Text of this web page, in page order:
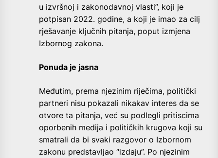
u izvršnoj i zakonodavnoj vlasti”, koji je
potpisan 2022. godine, a koji je imao za cilj
rješavanje ključnih pitanja, poput izmjena
Izbornog zakona.
Ponuda je jasna
Međutim, prema njezinim riječima, politički
partneri nisu pokazali nikakav interes da se
otvore ta pitanja, već su podlegli pritiscima
oporbenih medija i političkih krugova koji su
smatrali da bi svaki razgovor o Izbornom
zakonu predstavljao “izdaju”. Po njezinim